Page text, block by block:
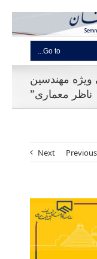
Go to...
مهندسین
ناظر معماری”
Previous
Next